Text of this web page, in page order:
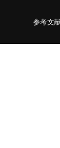
参考文